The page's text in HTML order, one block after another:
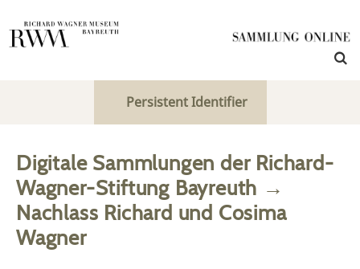
Persistent Identifier
Digitale Sammlungen der Richard-
Wagner-Stiftung Bayreuth →
Nachlass Richard und Cosima
Wagner